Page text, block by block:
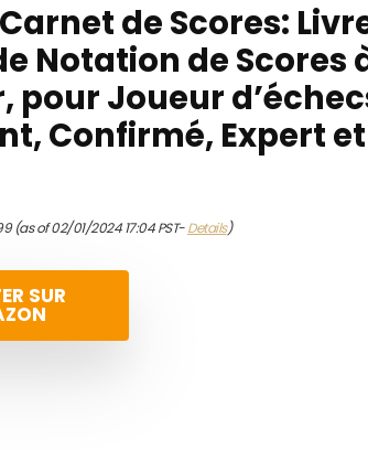
de Scores:
Notation de Scores
pour Joueur
Confirmé, Expert
(as of 02/01/2024 17:04 PST-Details)
SUR